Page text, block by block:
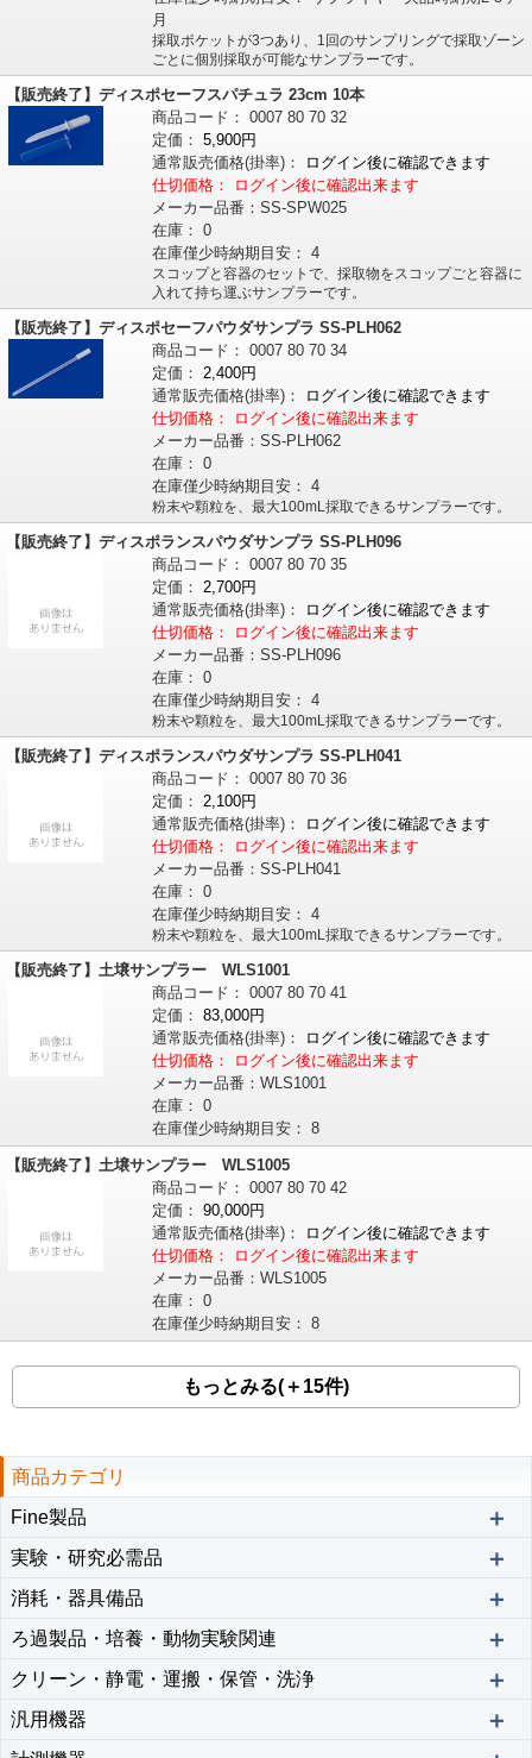
月
採取ポケットが3つあり、1回のサンプリングで採取ゾーン
ごとに個別採取が可能なサンプラーです。
【販売終了】ディスポセーフスパチュラ 23cm 10本
商品コード： 0007 80 70 32
定価： 5,900円
通常販売価格(掛率)：
ログイン後に確認できます
仕切価格：
ログイン後に確認出来ます
メーカー品番： SS-SPW025
在庫： 0
在庫僅少時納期目安： 4
スコップと容器のセットで、採取物をスコップごと容器に
入れて持ち運ぶサンプラーです。
【販売終了】ディスポセーフパウダサンプラ SS-PLH062
商品コード： 0007 80 70 34
定価： 2,400円
通常販売価格(掛率)：
ログイン後に確認できます
仕切価格：
ログイン後に確認出来ます
メーカー品番： SS-PLH062
在庫： 0
在庫僅少時納期目安： 4
粉末や顆粒を、最大100mL採取できるサンプラーです。
【販売終了】ディスポランスパウダサンプラ SS-PLH096
商品コード： 0007 80 70 35
定価： 2,700円
通常販売価格(掛率)：
ログイン後に確認できます
仕切価格：
ログイン後に確認出来ます
メーカー品番： SS-PLH096
在庫： 0
在庫僅少時納期目安： 4
粉末や顆粒を、最大100mL採取できるサンプラーです。
【販売終了】ディスポランスパウダサンプラ SS-PLH041
商品コード： 0007 80 70 36
定価： 2,100円
通常販売価格(掛率)：
ログイン後に確認できます
仕切価格：
ログイン後に確認出来ます
メーカー品番： SS-PLH041
在庫： 0
在庫僅少時納期目安： 4
粉末や顆粒を、最大100mL採取できるサンプラーです。
【販売終了】土壌サンプラー WLS1001
商品コード： 0007 80 70 41
定価： 83,000円
通常販売価格(掛率)：
ログイン後に確認できます
仕切価格：
ログイン後に確認出来ます
メーカー品番： WLS1001
在庫： 0
在庫僅少時納期目安： 8
【販売終了】土壌サンプラー WLS1005
商品コード： 0007 80 70 42
定価： 90,000円
通常販売価格(掛率)：
ログイン後に確認できます
仕切価格：
ログイン後に確認出来ます
メーカー品番： WLS1005
在庫： 0
在庫僅少時納期目安： 8
もっとみる(＋15件)
商品カテゴリ
Fine製品
＋
実験・研究必需品 ＋
消耗・器具備品 ＋
ろ過製品・培養・動物実験関連 ＋
クリーン・静電・運搬・保管・洗浄 ＋
汎用機器 ＋